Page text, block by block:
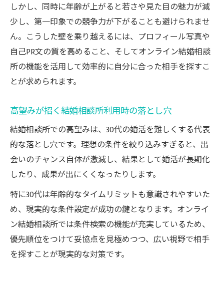
しかし、同時に年齢が上がると若さや見た目の魅力が減
少し、第一印象での競争力が下がることも避けられませ
ん。こうした壁を乗り越えるには、プロフィール写真や
自己PR文の質を高めること、そしてオンライン結婚相談
所の機能を活用して効率的に自分に合った相手を探すこ
とが求められます。
高望みが招く結婚相談所利用時の落とし穴
結婚相談所での高望みは、30代の婚活を難しくする代表
的な落とし穴です。理想の条件を絞り込みすぎると、出
会いのチャンス自体が激減し、結果として婚活が長期化
したり、成果が出にくくなったりします。
特に30代は年齢的なタイムリミットも意識されやすいた
め、現実的な条件設定が成功の鍵となります。オンライ
ン結婚相談所では条件検索の機能が充実しているため、
優先順位をつけて妥協点を見極めつつ、広い視野で相手
を探すことが現実的な対策です。